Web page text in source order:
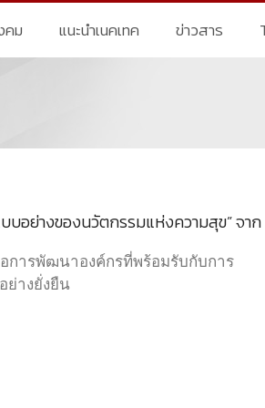
คม แนะนำเนคเทค ข่าวสาร
อย่างของนวัตกรรมแห่งความสุข” จาก
การพัฒนาองค์กรที่พร้อมรับกับการ
ย่างยั่งยืน